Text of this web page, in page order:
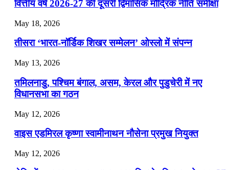
📝 डेली करेंट अफेयर्स: 19-21 जुलाई 2026
July 19, 2026
📝 डेली करेंट अफेयर्स: 16-18 जुलाई 2026
July 16, 2026
📝 डेली करेंट अफेयर्स: 13-15 जुलाई 2026
वित्तीय वर्ष 2026-27 की दूसरी द्विमासिक मौद्रिक नीति समीक्षा
May 18, 2026
तीसरा ‘भारत-नॉर्डिक शिखर सम्मेलन’ ओस्लो में संपन्न
May 13, 2026
तमिलनाडु, पश्चिम बंगाल, असम, केरल और पुडुचेरी में नए
विधानसभा का गठन
May 12, 2026
वाइस एडमिरल कृष्णा स्वामीनाथन नौसेना प्रमुख नियुक्त
May 12, 2026